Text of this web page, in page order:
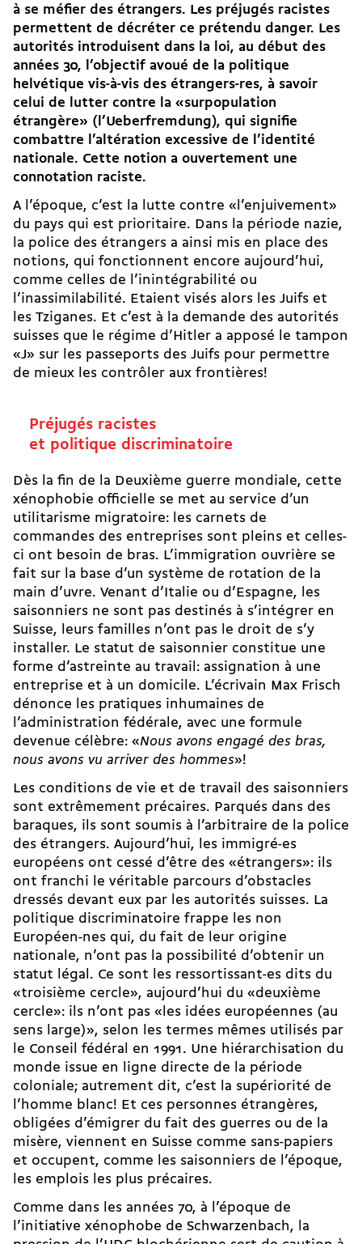
à se méfier des étrangers. Les préjugés racistes
permettent de décréter ce prétendu danger. Les
autorités introduisent dans la loi, au début des
années 30, l’objectif avoué de la politique
helvétique vis-à-vis des étrangers-res, à savoir
celui de lutter contre la «surpopulation
étrangère» (l’Ueberfremdung), qui signifie
combattre l’altération excessive de l’identité
nationale. Cette notion a ouvertement une
connotation raciste.
A l’époque, c’est la lutte contre «l’enjuivement»
du pays qui est prioritaire. Dans la période nazie,
la police des étrangers a ainsi mis en place des
notions, qui fonctionnent encore aujourd’hui,
comme celles de l’inintégrabilité ou
l’inassimilabilité. Etaient visés alors les Juifs et
les Tziganes. Et c’est à la demande des autorités
suisses que le régime d’Hitler a apposé le tampon
«J» sur les passeports des Juifs pour permettre
de mieux les contrôler aux frontières!
Préjugés racistes
et politique discriminatoire
Dès la fin de la Deuxième guerre mondiale, cette
xénophobie officielle se met au service d’un
utilitarisme migratoire: les carnets de
commandes des entreprises sont pleins et celles-
ci ont besoin de bras. L’immigration ouvrière se
fait sur la base d’un système de rotation de la
main d’uvre. Venant d’Italie ou d’Espagne, les
saisonniers ne sont pas destinés à s’intégrer en
Suisse, leurs familles n’ont pas le droit de s’y
installer. Le statut de saisonnier constitue une
forme d’astreinte au travail: assignation à une
entreprise et à un domicile. L’écrivain Max Frisch
dénonce les pratiques inhumaines de
l’administration fédérale, avec une formule
devenue célèbre: «Nous avons engagé des bras,
nous avons vu arriver des hommes»!
Les conditions de vie et de travail des saisonniers
sont extrêmement précaires. Parqués dans des
baraques, ils sont soumis à l’arbitraire de la police
des étrangers. Aujourd’hui, les immigré-es
européens ont cessé d’être des «étrangers»: ils
ont franchi le véritable parcours d’obstacles
dressés devant eux par les autorités suisses. La
politique discriminatoire frappe les non
Européen-nes qui, du fait de leur origine
nationale, n’ont pas la possibilité d’obtenir un
statut légal. Ce sont les ressortissant-es dits du
«troisième cercle», aujourd’hui du «deuxième
cercle»: ils n’ont pas «les idées européennes (au
sens large)», selon les termes mêmes utilisés par
le Conseil fédéral en 1991. Une hiérarchisation du
monde issue en ligne directe de la période
coloniale; autrement dit, c’est la supériorité de
l’homme blanc! Et ces personnes étrangères,
obligées d’émigrer du fait des guerres ou de la
misère, viennent en Suisse comme sans-papiers
et occupent, comme les saisonniers de l’époque,
les emplois les plus précaires.
Comme dans les années 70, à l’époque de
l’initiative xénophobe de Schwarzenbach, la